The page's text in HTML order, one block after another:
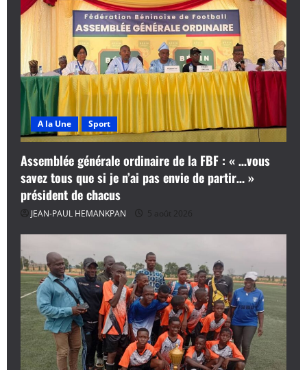
A la Une Sport
Assemblée générale ordinaire de la FBF : « …vous
savez tous que si je n’ai pas envie de partir… »
président de chacus
JEAN-PAUL HEMANKPAN 5 août 2026